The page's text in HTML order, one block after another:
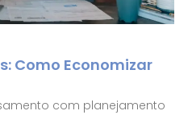
Como Economizar
com planejamento